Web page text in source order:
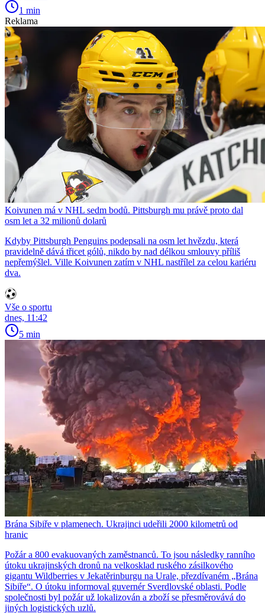
1 min
Reklama
Koivunen má v NHL sedm bodů. Pittsburgh mu právě proto dal
osm let a 32 milionů dolarů
Kdyby Pittsburgh Penguins podepsali na osm let hvězdu, která
pravidelně dává třicet gólů, nikdo by nad délkou smlouvy příliš
nepřemýšlel. Ville Koivunen zatím v NHL nastřílel za celou kariéru
dva.
Vše o sportu
dnes, 11:42
5 min
Brána Sibiře v plamenech. Ukrajinci udeřili 2000 kilometrů od
hranic
Požár a 800 evakuovaných zaměstnanců. To jsou následky ranního
útoku ukrajinských dronů na velkosklad ruského zásilkového
gigantu Wildberries v Jekatěrinburgu na Urale, přezdívaném „Brána
Sibiře“. O útoku informoval guvernér Sverdlovské oblasti. Podle
společnosti byl požár už lokalizován a zboží se přesměrovává do
jiných logistických uzlů.